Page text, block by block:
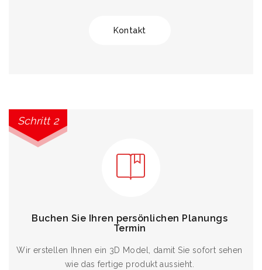
Kontakt
Schritt 2
Buchen Sie Ihren persönlichen Planungs
Termin
Wir erstellen Ihnen ein 3D Model, damit Sie sofort sehen
wie das fertige produkt aussieht.